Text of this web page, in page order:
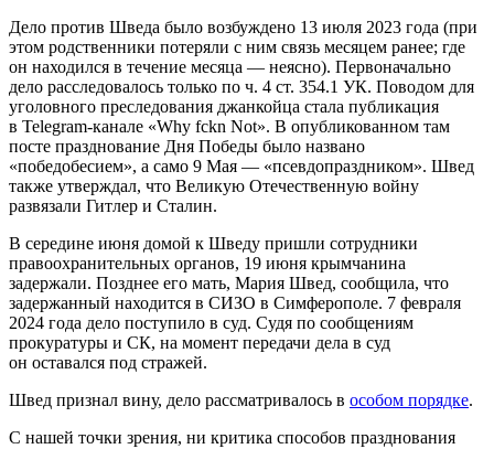
Дело против Шведа было возбуждено 13 июля 2023 года (при
этом родственники потеряли с ним связь месяцем ранее; где
он находился в течение месяца — неясно). Первоначально
дело расследовалось только по ч. 4 ст. 354.1 УК. Поводом для
уголовного преследования джанкойца стала публикация
в Telegram-канале «Why fckn Not». В опубликованном там
посте празднование Дня Победы было названо
«победобесием», а само 9 Мая — «псевдопраздником». Швед
также утверждал, что Великую Отечественную войну
развязали Гитлер и Сталин.
В середине июня домой к Шведу пришли сотрудники
правоохранительных органов, 19 июня крымчанина
задержали. Позднее его мать, Мария Швед, сообщила, что
задержанный находится в СИЗО в Симферополе. 7 февраля
2024 года дело поступило в суд. Судя по сообщениям
прокуратуры и СК, на момент передачи дела в суд
он оставался под стражей.
Швед признал вину, дело рассматривалось в особом порядке.
С нашей точки зрения, ни критика способов празднования